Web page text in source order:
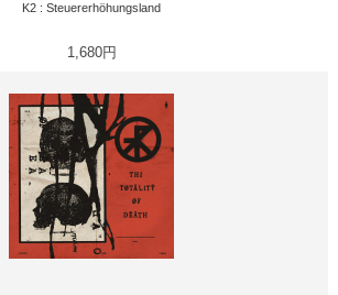
K2 : Steuererhöhungsland
1,680円